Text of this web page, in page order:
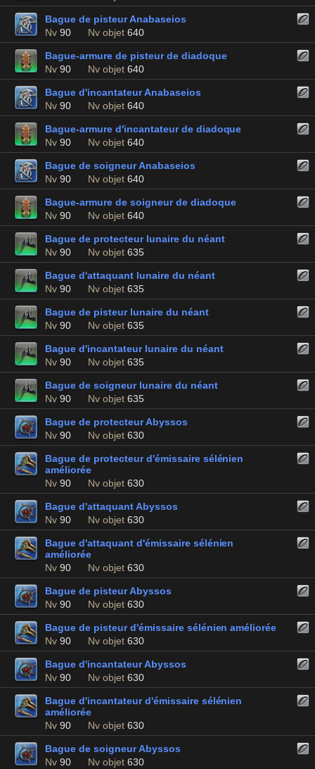
Bague de pisteur Anabaseios
Nv 90 Nv objet 640
Bague-armure de pisteur de diadoque
Nv 90 Nv objet 640
Bague d'incantateur Anabaseios
Nv 90 Nv objet 640
Bague-armure d'incantateur de diadoque
Nv 90 Nv objet 640
Bague de soigneur Anabaseios
Nv 90 Nv objet 640
Bague-armure de soigneur de diadoque
Nv 90 Nv objet 640
Bague de protecteur lunaire du néant
Nv 90 Nv objet 635
Bague d'attaquant lunaire du néant
Nv 90 Nv objet 635
Bague de pisteur lunaire du néant
Nv 90 Nv objet 635
Bague d'incantateur lunaire du néant
Nv 90 Nv objet 635
Bague de soigneur lunaire du néant
Nv 90 Nv objet 635
Bague de protecteur Abyssos
Nv 90 Nv objet 630
Bague de protecteur d'émissaire sélénien
améliorée
Nv 90 Nv objet 630
Bague d'attaquant Abyssos
Nv 90 Nv objet 630
Bague d'attaquant d'émissaire sélénien
améliorée
Nv 90 Nv objet 630
Bague de pisteur Abyssos
Nv 90 Nv objet 630
Bague de pisteur d'émissaire sélénien améliorée
Nv 90 Nv objet 630
Bague d'incantateur Abyssos
Nv 90 Nv objet 630
Bague d'incantateur d'émissaire sélénien
améliorée
Nv 90 Nv objet 630
Bague de soigneur Abyssos
Nv 90 Nv objet 630